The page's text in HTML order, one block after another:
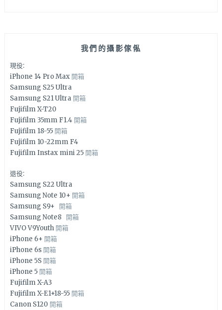
我們的攝影傢俬
現役:
iPhone 14 Pro Max 開箱
Samsung S25 Ultra
Samsung S21 Ultra 開箱
Fujifilm X-T20
Fujifilm 35mm F1.4 開箱
Fujifilm 18-55 開箱
Fujifilm 10-22mm F4
Fujifilm Instax mini 25 開箱
退役:
Samsung S22 Ultra
Samsung Note 10+ 開箱
Samsung S9+ 開箱
Samsung Note8 開箱
VIVO V9Youth 開箱
iPhone 6+ 開箱
iPhone 6s 開箱
iPhone 5S 開箱
iPhone 5 開箱
Fujifilm X-A3
Fujifilm X-E1+18-55 開箱
Canon S120 開箱